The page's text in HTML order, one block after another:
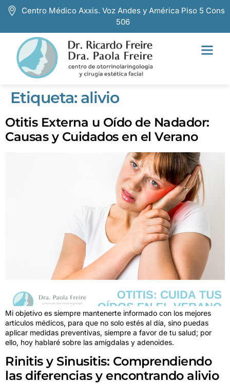
Centro Médico Axxis. Voz Andes y América Piso 5 Cons
506
Etiqueta: alivio
Otitis Externa u Oído de Nadador:
Causas y Cuidados en el Verano
Mi objetivo es siempre mantenerte informado con los mejores
artículos médicos, para que no solo estés al día, sino puedas
aplicar medidas preventivas, siempre a favor de tu salud; por
ello, hoy hablaré sobre las amígdalas y adenoides.
Rinitis y Sinusitis: Comprendiendo
las diferencias y encontrando alivio